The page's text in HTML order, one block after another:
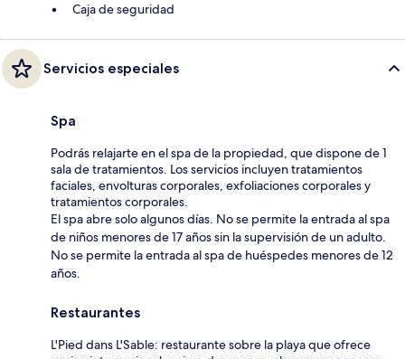
Caja de seguridad
Servicios especiales
Spa
Podrás relajarte en el spa de la propiedad, que dispone de 1
sala de tratamientos. Los servicios incluyen tratamientos
faciales, envolturas corporales, exfoliaciones corporales y
tratamientos corporales.
El spa abre solo algunos días. No se permite la entrada al spa
de niños menores de 17 años sin la supervisión de un adulto.
No se permite la entrada al spa de huéspedes menores de 12
años.
Restaurantes
L'Pied dans L'Sable: restaurante sobre la playa que ofrece